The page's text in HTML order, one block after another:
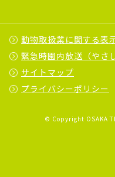
動物取扱業に関する表
緊急時園内放送（やさ
サイトマップ
プライバシーポリシー
© Copyright OSAKA